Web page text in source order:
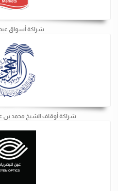
شراكة أسواق
شراكة أوقاف الشيخ محمد بن